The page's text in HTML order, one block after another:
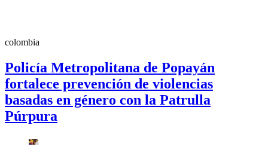
colombia
Policía Metropolitana de Popayán
fortalece prevención de violencias
basadas en género con la Patrulla
Púrpura